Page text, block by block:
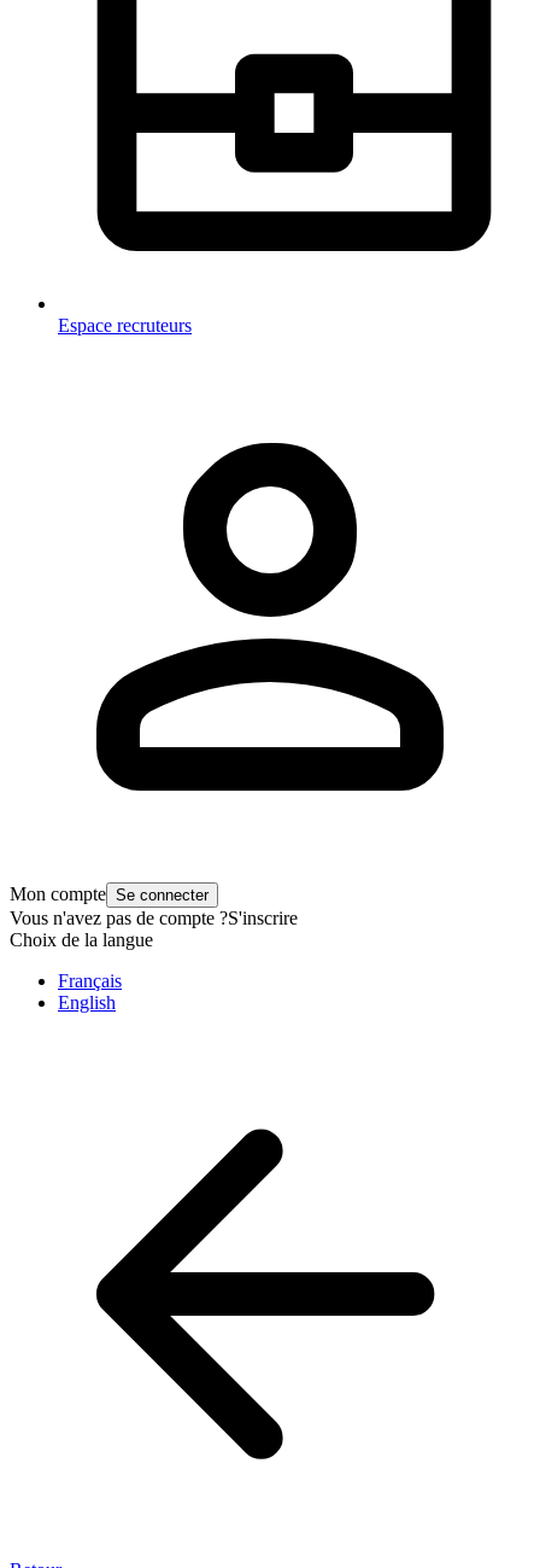
Espace recruteurs
Mon compte Se connecter
Vous n'avez pas de compte ?S'inscrire
Choix de la langue
Français
English